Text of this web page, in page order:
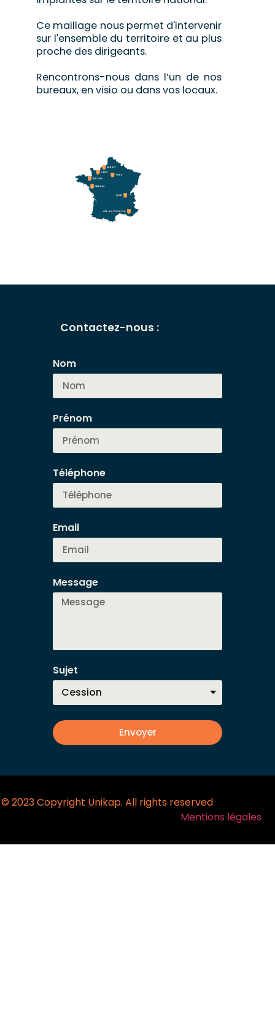
Ce maillage nous permet d'intervenir
sur l'ensemble du territoire et au plus
proche des dirigeants.
Rencontrons-nous dans l’un de nos
bureaux, en visio ou dans vos locaux.
Contactez-nous :
Nom
Prénom
Téléphone
Email
Message
Sujet
Envoyer
© 2023 Copyright Unikap. All rights reserved
Mentions légales